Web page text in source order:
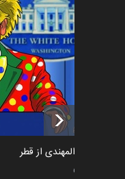
سعد المهندی از قطر
سیاسی